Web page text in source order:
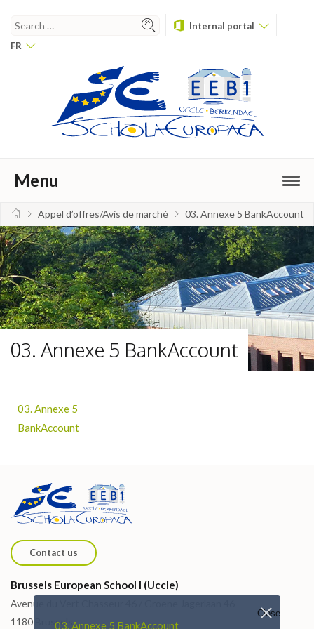
Internal portal
FR
Menu
Appel d’offres/Avis de marché 03. Annexe 5 BankAccount
03. Annexe 5 BankAccount
03. Annexe 5
BankAccount
Contact us
Brussels European School I (Uccle)
Avenue du Vert Chasseur 46 / Groene Jagerlaan 46
1180 Brussels03. Annexe 5 BankAccount
Close